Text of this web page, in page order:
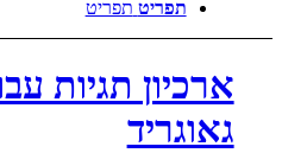
תפריט תפריט
ארכיון תגיות
גאוגריד